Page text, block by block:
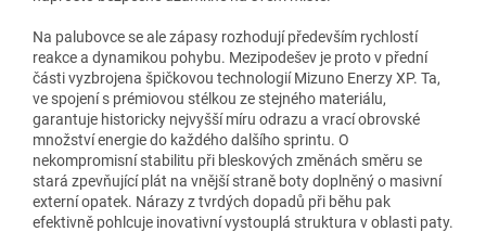
Na palubovce se ale zápasy rozhodují především rychlostí
reakce a dynamikou pohybu. Mezipodešev je proto v přední
části vyzbrojena špičkovou technologií Mizuno Enerzy XP. Ta,
ve spojení s prémiovou stélkou ze stejného materiálu,
garantuje historicky nejvyšší míru odrazu a vrací obrovské
množství energie do každého dalšího sprintu. O
nekompromisní stabilitu při bleskových změnách směru se
stará zpevňující plát na vnější straně boty doplněný o masivní
externí opatek. Nárazy z tvrdých dopadů při běhu pak
efektivně pohlcuje inovativní vystouplá struktura v oblasti paty.